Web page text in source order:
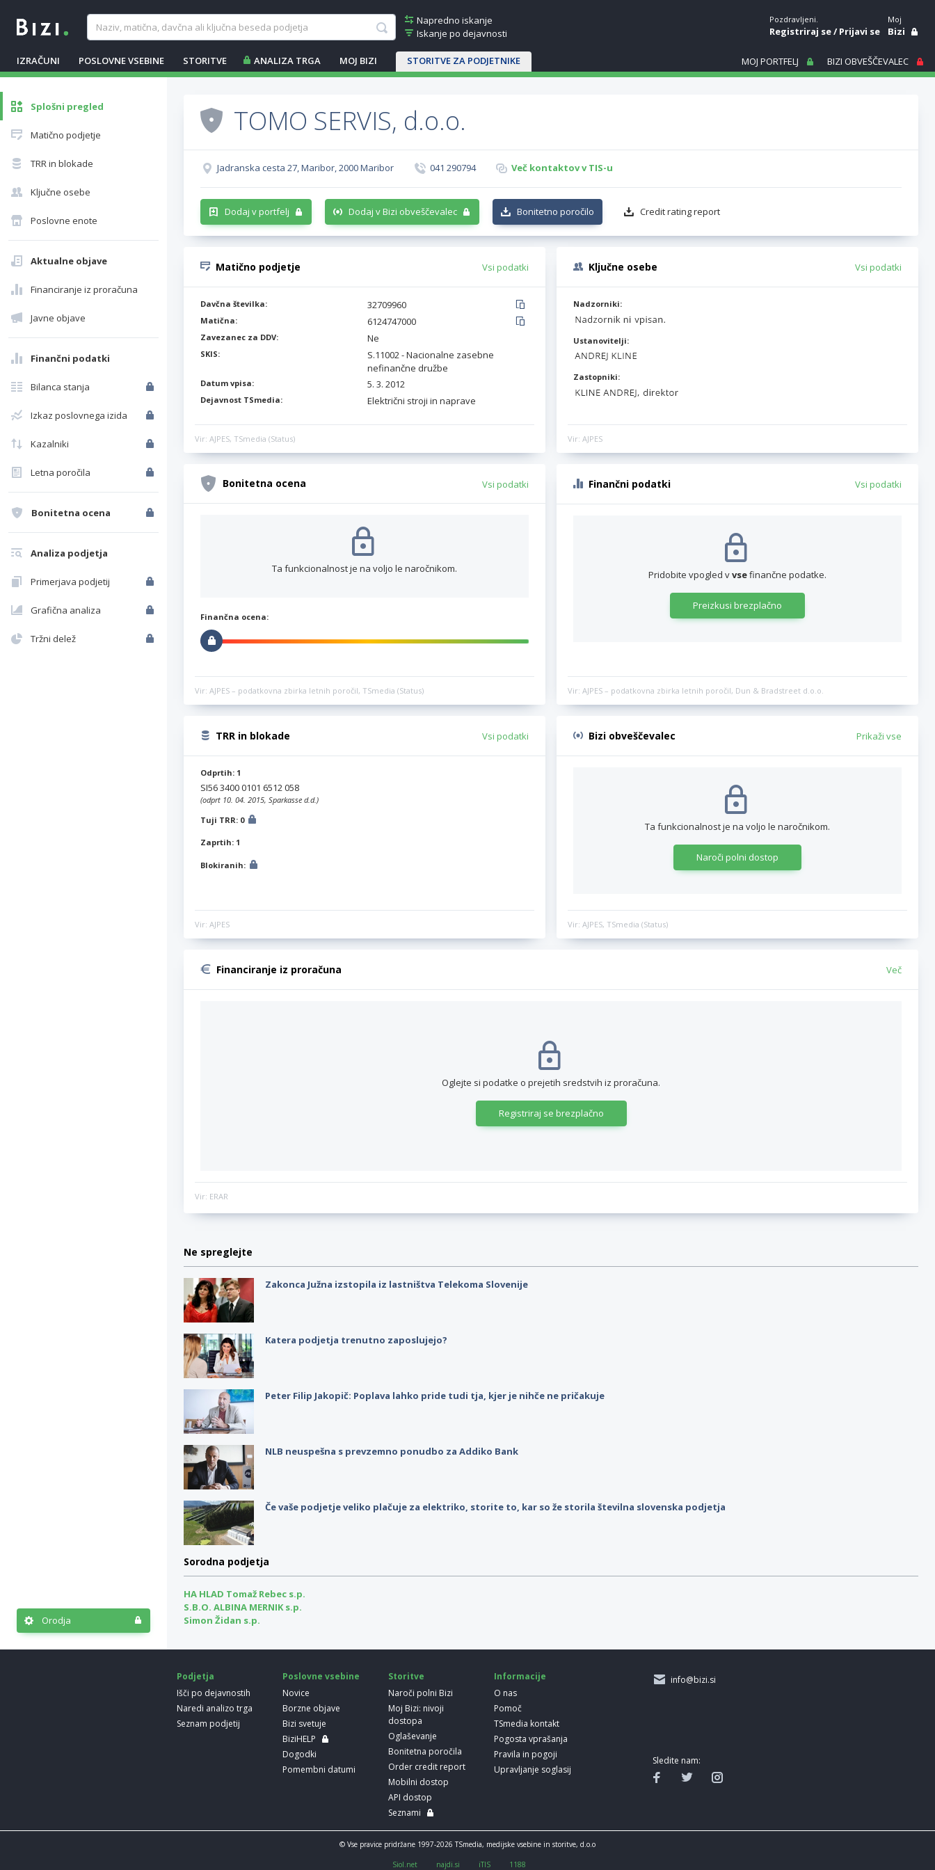
Napredno iskanje
Iskanje po dejavnosti
IZRAČUNI POSLOVNE VSEBINE STORITVE ANALIZA TRGA MOJ BIZI STORITVE ZA PODJETNIKE
Pozdravljeni.
Registriraj se/Prijavi se
Moj
Bizi
MOJ PORTFELJ BIZI OBVEŠČEVALEC
Splošni pregled
Matično podjetje
TRR in blokade
Ključne osebe
Poslovne enote
Aktualne objave
Financiranje iz proračuna
Javne objave
Finančni podatki
Bilanca stanja
Izkaz poslovnega izida
Kazalniki
Letna poročila
Bonitetna ocena
Analiza podjetja
Primerjava podjetij
Grafična analiza
Tržni delež
Orodja
TOMO SERVIS, d.o.o.
Jadranska cesta 27, Maribor, 2000 Maribor 041 290794 Več kontaktov v TIS-u
Dodaj v portfelj Dodaj v Bizi obveščevalec Bonitetno poročilo Credit rating report
Matično podjetje Vsi podatki
Davčna številka: 32709960
Matična: 6124747000
Zavezanec za DDV: Ne
SKIS:
S.11002 - Nacionalne zasebne
nefinančne družbe
Datum vpisa: 5. 3. 2012
Dejavnost TSmedia: Električni stroji in naprave
Vir: AJPES, TSmedia (Status)
Ključne osebe Vsi podatki
Nadzorniki:
Ustanovitelji:
Zastopniki:
Vir: AJPES
Bonitetna ocena Vsi podatki
Ta funkcionalnost je na voljo le naročnikom.
Finančna ocena:
Vir: AJPES – podatkovna zbirka letnih poročil, TSmedia (Status)
Finančni podatki Vsi podatki
Pridobite vpogled vvsefinančne podatke.
Preizkusi brezplačno
Vir: AJPES – podatkovna zbirka letnih poročil, Dun & Bradstreet d.o.o.
TRR in blokade Vsi podatki
Odprtih: 1
SI56 3400 0101 6512 058
(odprt 10. 04. 2015, Sparkasse d.d.)
Tuji TRR: 0
Zaprtih: 1
Blokiranih:
Vir: AJPES
Bizi obveščevalec Prikaži vse
Ta funkcionalnost je na voljo le naročnikom.
Naroči polni dostop
Vir: AJPES, TSmedia (Status)
Financiranje iz proračuna Več
Oglejte si podatke o prejetih sredstvih iz proračuna.
Registriraj se brezplačno
Vir: ERAR
Ne spreglejte
Zakonca Južna izstopila iz lastništva Telekoma Slovenije
Katera podjetja trenutno zaposlujejo?
Peter Filip Jakopič: Poplava lahko pride tudi tja, kjer je nihče ne pričakuje
NLB neuspešna s prevzemno ponudbo za Addiko Bank
Če vaše podjetje veliko plačuje za elektriko, storite to, kar so že storila številna slovenska podjetja
Sorodna podjetja
HA HLAD Tomaž Rebec s.p.
S.B.O. ALBINA MERNIK s.p.
Simon Židan s.p.
Podjetja
Išči po dejavnostih
Naredi analizo trga
Seznam podjetij
Poslovne vsebine
Novice
Borzne objave
Bizi svetuje
BiziHELP
Dogodki
Pomembni datumi
Storitve
Naroči polni Bizi
Moj Bizi: nivoji
dostopa
Oglaševanje
Bonitetna poročila
Order credit report
Mobilni dostop
API dostop
Seznami
Informacije
O nas
Pomoč
TSmedia kontakt
Pogosta vprašanja
Pravila in pogoji
Upravljanje soglasij
info@bizi.si
Sledite nam:
© Vse pravice pridržane 1997-2026 TSmedia, medijske vsebine in storitve, d.o.o
Siol.net najdi.si iTIS 1188